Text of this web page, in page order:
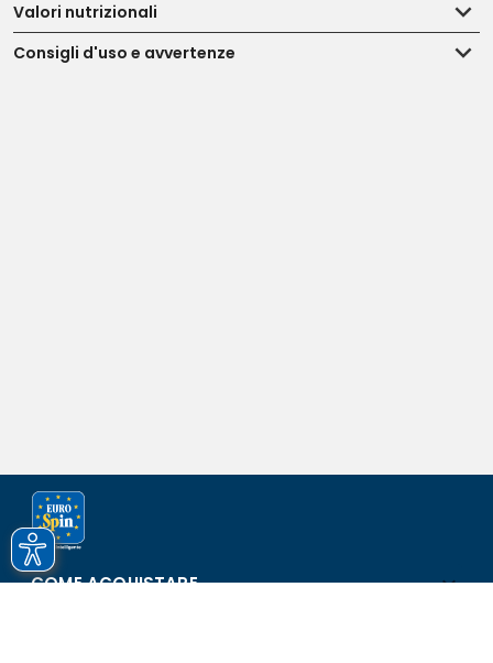
Valori nutrizionali
Consigli d'uso e avvertenze
COME ACQUISTARE